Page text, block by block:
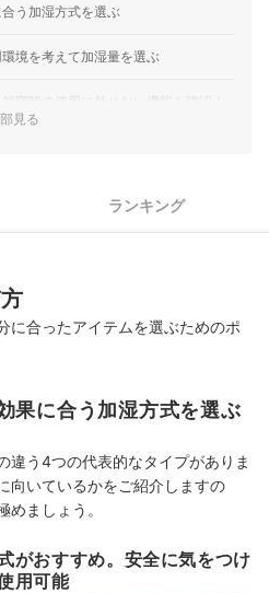
う加湿方式を選ぶ
境を考えて加湿量を選ぶ
寝時の使用に外せない機能を確認！
を使おう！
ちらも！
見る
ランキング
に合ったアイテムを選ぶためのポ
果に合う加湿方式を選ぶ
違う4つの代表的なタイプがありま
向いているかをご紹介しますの
ましょう。
がおすすめ。安全に気をつけ
用可能